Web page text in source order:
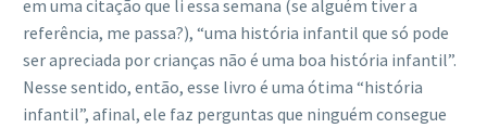
em uma citação que li essa semana (se alguém tiver a
referência, me passa?), “uma história infantil que só pode
ser apreciada por crianças não é uma boa história infantil”.
Nesse sentido, então, esse livro é uma ótima “história
infantil”, afinal, ele faz perguntas que ninguém consegue